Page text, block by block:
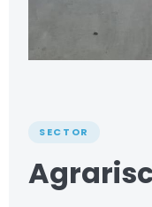
SECTOR